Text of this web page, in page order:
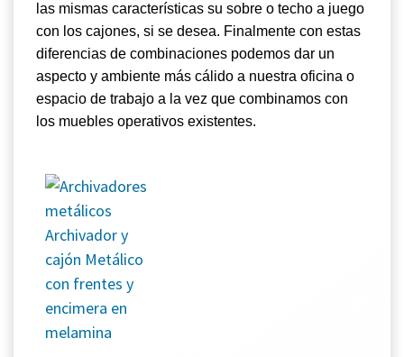
las mismas características su sobre o techo a juego
con los cajones, si se desea. Finalmente con estas
diferencias de combinaciones podemos dar un
aspecto y ambiente más cálido a nuestra oficina o
espacio de trabajo a la vez que combinamos con
los muebles operativos existentes.